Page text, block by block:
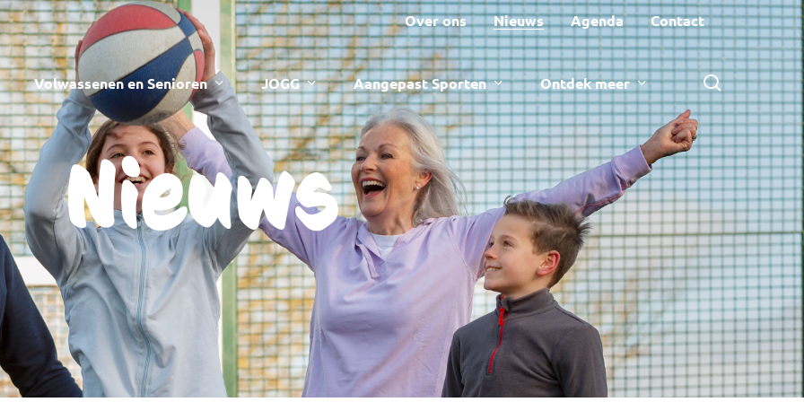
Over ons Nieuws Agenda Contact
Volwassenen en Senioren JOGG Aangepast Sporten Ontdek meer zoeken
Nieuws